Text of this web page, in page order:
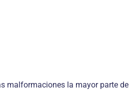
malformaciones la mayor parte